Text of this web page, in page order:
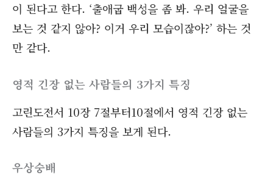
이 된다고 한다. ‘출애굽 백성을 좀 봐. 우리 얼굴을
보는 것 같지 않아? 이거 우리 모습이잖아?’ 하는 것
만 같다.
영적 긴장 없는 사람들의 3가지 특징
고린도전서 10장 7절부터10절에서 영적 긴장 없는
사람들의 3가지 특징을 보게 된다.
우상숭배